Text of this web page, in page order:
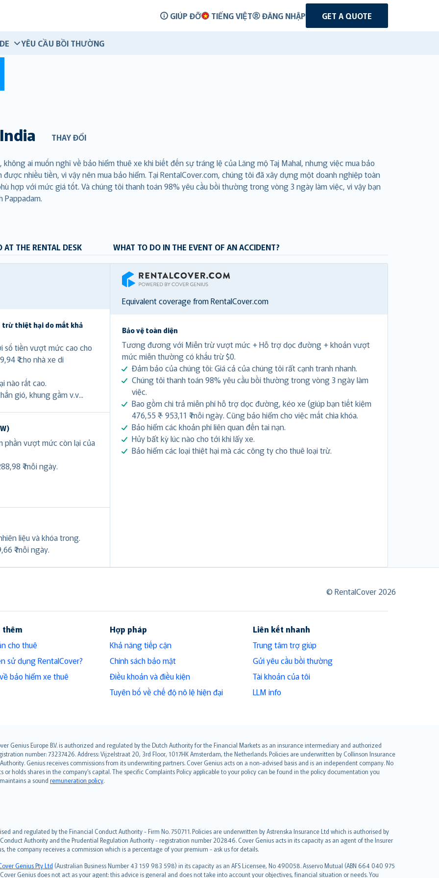
GIÚP ĐỠ TIẾNG VIỆT ĐĂNG NHẬP GET A QUOTE
YÊU CẦU BỒI THƯỜNG
India THAY ĐỔI
ai muốn nghĩ về bảo hiểm thuê xe khi biết đến sự tráng lệ của Lăng mộ Taj Mahal, nhưng việc mua bảo
nhiều tiền, vì vậy nên mua bảo hiểm. Tại RentalCover.com, chúng tôi đã xây dựng một doanh nghiệp toàn
hợp với mức giá tốt. Và chúng tôi thanh toán 98% yêu cầu bồi thường trong vòng 3 ngày làm việc, vì vậy bạn
Pappadam.
AT THE RENTAL DESK WHAT TO DO IN THE EVENT OF AN ACCIDENT?
trừ thiệt hại do mất khả
số tiền vượt mức cao cho
₹ cho nhà xe di
nào rất cao.
gió, khung gầm v.v...
phần vượt mức còn lại của
₹ mỗi ngày.
liệu và khóa trong.
₹ mỗi ngày.
RentalCover
Equivalent coverage from RentalCover.com
Bảo vệ toàn diện
Tương đương với Miễn trừ vượt mức + Hỗ trợ dọc đường + khoản vượt
mức miễn thường có khấu trừ $0.
Đảm bảo của chúng tôi: Giá cả của chúng tôi rất cạnh tranh nhanh.
Chúng tôi thanh toán 98% yêu cầu bồi thường trong vòng 3 ngày làm
việc.
Bao gồm chi trả miễn phí hỗ trợ dọc đường, kéo xe (giúp bạn tiết kiệm
476,55 ₹ - 953,11 ₹ mỗi ngày. Cũng bảo hiểm cho việc mất chìa khóa.
Bảo hiểm các khoản phí liên quan đến tai nạn.
Hủy bất kỳ lúc nào cho tới khi lấy xe.
Bảo hiểm các loại thiệt hại mà các công ty cho thuê loại trừ.
© RentalCover 2026
thêm
cho thuê
sử dụng RentalCover?
bảo hiểm xe thuê
Hợp pháp
Khả năng tiếp cận
Chính sách bảo mật
Điều khoản và điều kiện
Tuyên bố về chế độ nô lệ hiện đại
Liên kết nhanh
Trung tâm trợ giúp
Gửi yêu cầu bồi thường
Tài khoản của tôi
LLM info
Genius Europe B.V. is authorized and regulated by the Dutch Authority for the Financial Markets as an insurance intermediary and authorized
number: 73237426. Address: Vijzelstraat 20, 3rd Floor, 1017HK Amsterdam, the Netherlands. Policies are underwritten by Collinson Insurance
Genius receives commissions from its underwriting partners. Cover Genius acts on a non-advised basis and is an independent company. No
holds shares in the company’s capital. The specific Complaints Policy applicable to your policy can be found in the policy documentation you
a sound remuneration policy.
and regulated by the Financial Conduct Authority - Firm No. 750711. Policies are underwritten by Astrenska Insurance Ltd which is authorised by
Authority and the Prudential Regulation Authority - registration number 202846. Cover Genius acts in its capacity as an agent of the Insurer
the company receives a commission which is a percentage of your premium - ask us for details.
Genius Pty Ltd (Australian Business Number 43 159 983 598) in its capacity as an AFS Licensee, No 490058. Asservo Mutual (ABN 664 040 975
Genius does not act as your agent: this advice is general and does not take into account your objectives, financial situation or needs. You